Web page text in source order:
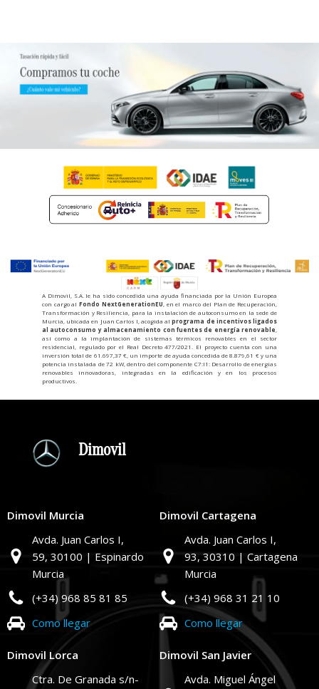
A Dimovil, S.A. le ha sido concedida una ayuda financiada por la Unión Europea
con cargo alFondo NextGenerationEU , en el marco del Plan de Recuperación,
Transformación y Resiliencia, para la instalación de autoconsumo en la sede de
Murcia, ubicada en Juan Carlos I, acogida alprograma de incentivos ligados
al autoconsumo y almacenamiento con fuentes de energía renovable
así como a la implantación de sistemas térmicos renovables en el sector
residencial, regulado por el Real Decreto 477/2021. El proyecto cuenta con una
inversión total de 61.697,37 €, un importe de ayuda concedida de 8.879,61 € y una
potencia instalada de 72 kW, dentro del componente C7:I1: Desarrollo de energías
renovables innovadoras, integradas en la edificación y en los procesos
productivos.
Dimovil
Dimovil Murcia
Avda. Juan Carlos I,
59, 30100 | Espinardo
Murcia
(+34) 968 85 81 85
Como llegar
Dimovil Cartagena
Avda. Juan Carlos I,
93, 30310 | Cartagena
Murcia
(+34) 968 31 21 10
Como llegar
Dimovil Lorca
Ctra. De Granada s/n-
Dimovil San Javier
Avda. Miguel Ángel